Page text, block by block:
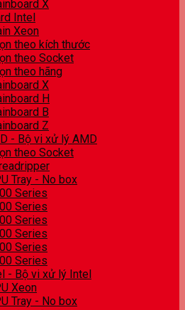
X
Intel
Xeon
theo kích thước
theo Socket
theo hãng
X
H
B
Z
- Bộ vi xử lý AMD
theo Socket
Tray - No box
Series
Series
Series
Series
Series
Series
- Bộ vi xử lý Intel
Xeon
Tray - No box